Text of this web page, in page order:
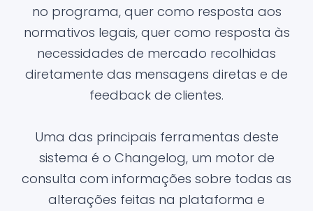
no programa, quer como resposta aos
normativos legais, quer como resposta às
necessidades de mercado recolhidas
diretamente das mensagens diretas e de
feedback de clientes.
Uma das principais ferramentas deste
sistema é o Changelog, um motor de
consulta com informações sobre todas as
alterações feitas na plataforma e